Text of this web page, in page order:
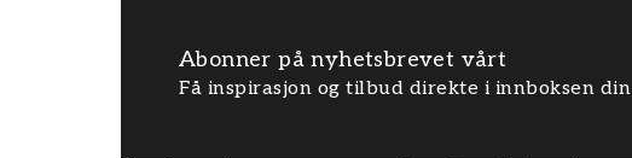
Abonner på nyhetsbrevet vårt
Få inspirasjon og tilbud direkte i innboksen din